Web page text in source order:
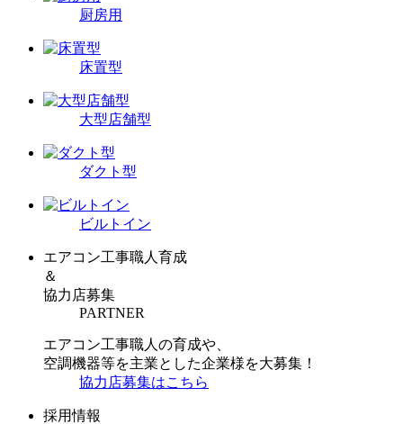
厨房用
床置型
大型店舗型
ダクト型
ビルトイン
エアコン工事職人育成
＆
協力店募集
PARTNER
エアコン工事職人の育成や、
空調機器等を主業とした企業様を大募集！
協力店募集はこちら
採用情報